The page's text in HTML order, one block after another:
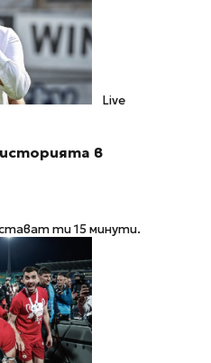
Live
в
ти 15 минути.